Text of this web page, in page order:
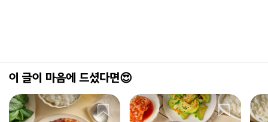
이 글이 마음에 드셨다면😍